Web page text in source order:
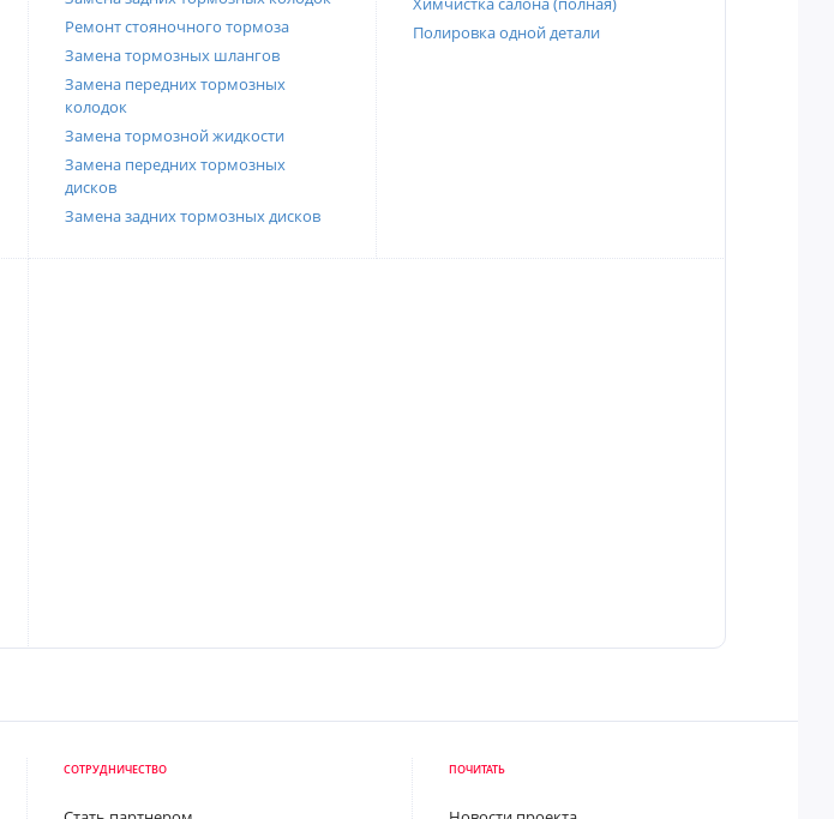
Ремонт стояночного тормоза
Замена тормозных шлангов
Замена передних тормозных
колодок
Замена тормозной жидкости
Замена передних тормозных
дисков
Замена задних тормозных дисков
Полировка одной детали
СОТРУДНИЧЕСТВО ПОЧИТАТЬ